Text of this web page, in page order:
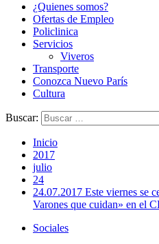
¿Quienes somos?
Ofertas de Empleo
Policlinica
Servicios
Viveros
Transporte
Conozca Nuevo París
Cultura
Buscar:
Inicio
2017
julio
24
24.07.2017 Este viernes se
Varones que cuidan» en el
Sociales